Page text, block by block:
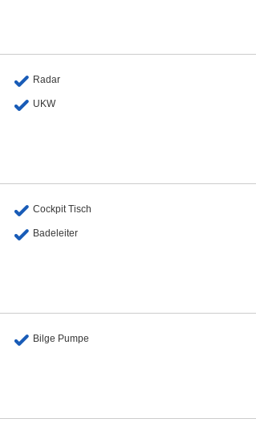
Radar
UKW
Cockpit Tisch
Badeleiter
Bilge Pumpe